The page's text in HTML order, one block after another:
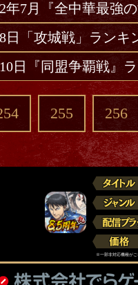
年7月『全中華最強
日「攻城戦」ランキ
日『同盟争覇戦』
255 256
※一部非対応機種がご